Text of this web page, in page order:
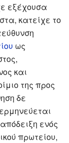
εξέχουσα
κατείχε το
ως
και
της προς
δε
ενός
πρωτείου,